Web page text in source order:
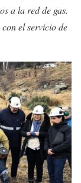
a la red de gas.
el servicio de